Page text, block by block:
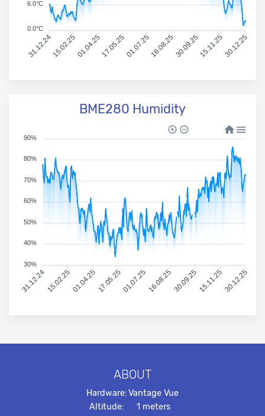
31.12.2415.02.2501.04.2517.05.2501.07.2516.08.2530.09.2515.11.2530.12.25
6.0°C
0.0°C
BME280 Humidity
31.12.2415.02.2501.04.2517.05.2501.07.2516.08.2530.09.2515.11.2530.12.25
90%
80%
70%
60%
50%
40%
30%
ABOUT
Hardware:Vantage Vue
Altitude:
1 meters